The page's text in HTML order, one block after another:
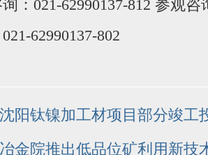
021-62990137-812 参观咨
62990137-802
阳钛镍加工材项目部分竣工
金院推出低品位矿利用新技